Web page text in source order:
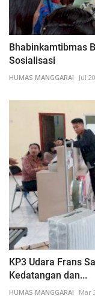
Bhabinkamtibmas
Sosialisasi
HUMAS MANGGARAI Jul
KP3 Udara Frans
Kedatangan dan...
HUMAS MANGGARAI Mar